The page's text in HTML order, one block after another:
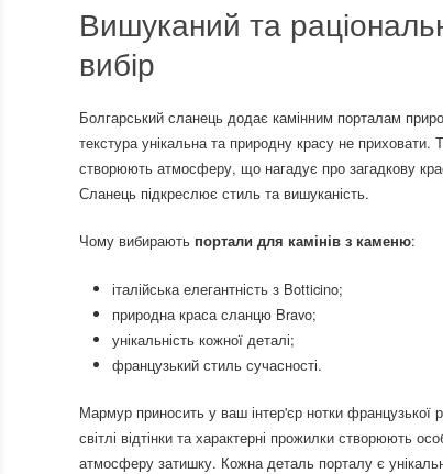
Вишуканий та
вибір
Болгарський сланець додає камінним порталам
текстура унікальна та природну красу не приховати.
створюють атмосферу, що нагадує про загадкову
Сланець підкреслює стиль та вишуканість.
Чому вибирають портали для камінів з каменю:
італійська елегантність з Botticino;
природна краса сланцю Bravo;
унікальність кожної деталі;
французький стиль сучасності.
Мармур приносить у ваш інтер'єр нотки французької
світлі відтінки та характерні прожилки створюють
атмосферу затишку. Кожна деталь порталу є